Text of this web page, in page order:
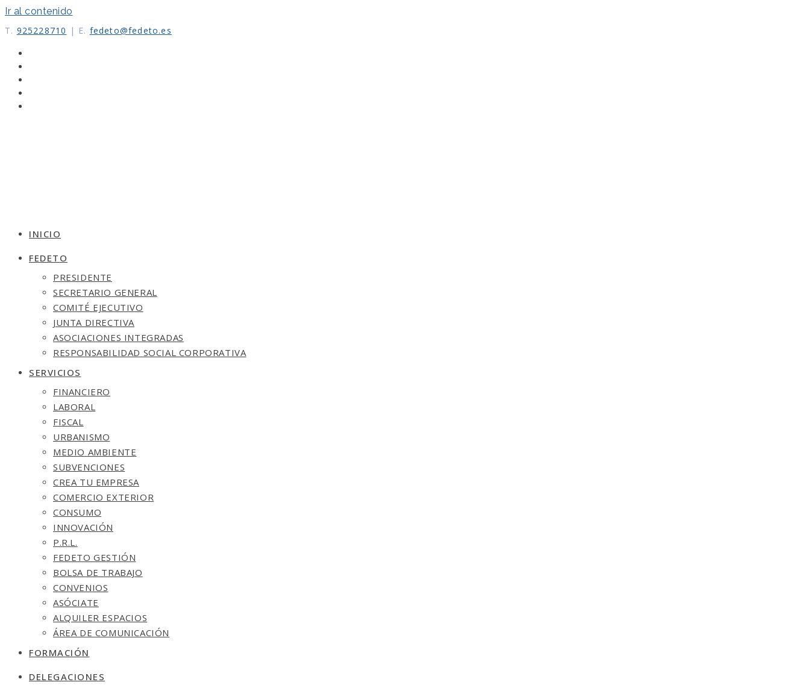
Ir al contenido
T. 925228710 | E. fedeto@fedeto.es
INICIO
FEDETO
PRESIDENTE
SECRETARIO GENERAL
COMITÉ EJECUTIVO
JUNTA DIRECTIVA
ASOCIACIONES INTEGRADAS
RESPONSABILIDAD SOCIAL CORPORATIVA
SERVICIOS
FINANCIERO
LABORAL
FISCAL
URBANISMO
MEDIO AMBIENTE
SUBVENCIONES
CREA TU EMPRESA
COMERCIO EXTERIOR
CONSUMO
INNOVACIÓN
P.R.L.
FEDETO GESTIÓN
BOLSA DE TRABAJO
CONVENIOS
ASÓCIATE
ALQUILER ESPACIOS
ÁREA DE COMUNICACIÓN
FORMACIÓN
DELEGACIONES